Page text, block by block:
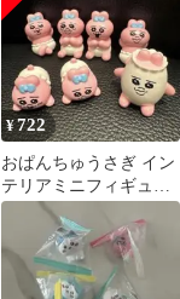
¥722
おぱんちゅうさぎ イン
テリアミニフィギュア
コンプリート